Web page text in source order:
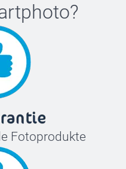
?
Fotoprodukte